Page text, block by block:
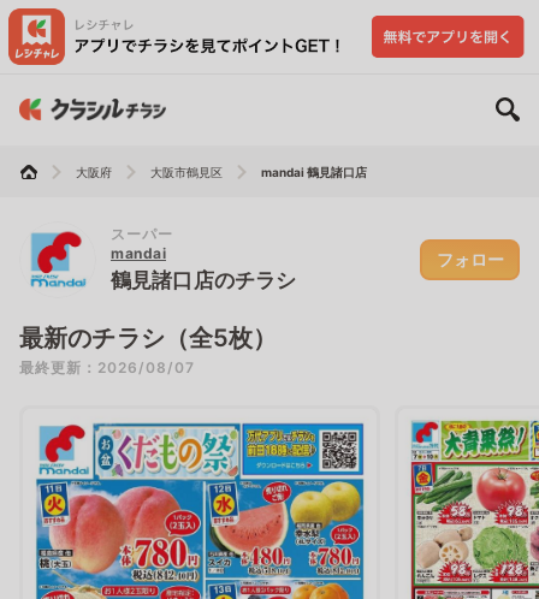
大阪府 大阪市鶴見区 mandai 鶴見諸口店
スーパー
mandai
鶴見諸口店のチラシ
フォロー
最新のチラシ（全5枚）
最終更新：2026/08/07